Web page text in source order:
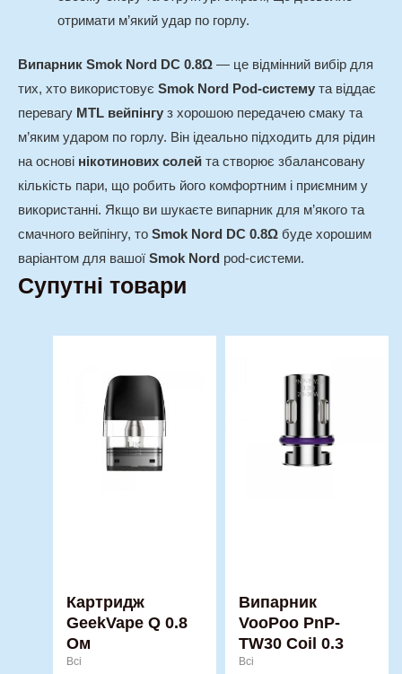
отримати м’який удар по горлу.
Випарник Smok Nord DC 0.8Ω — це відмінний вибір для
тих, хто використовує Smok Nord Pod-систему та віддає
перевагу MTL вейпінгу з хорошою передачею смаку та
м’яким ударом по горлу. Він ідеально підходить для рідин
на основі нікотинових солей та створює збалансовану
кількість пари, що робить його комфортним і приємним у
використанні. Якщо ви шукаєте випарник для м’якого та
смачного вейпінгу, то Smok Nord DC 0.8Ω буде хорошим
варіантом для вашої Smok Nord pod-системи.
Супутні товари
Картридж
GeekVape Q 0.8
Ом
Всі
Випарник
VooPoo PnP-
TW30 Coil 0.3
Всі